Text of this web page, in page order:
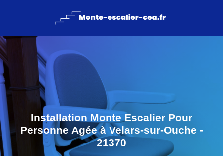
Installation Monte Escalier Pour
Personne Agée à Velars-sur-Ouche -
21370